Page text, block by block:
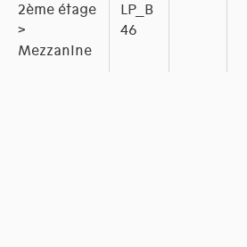
2ème étage
>
Mezzanine
LP_B
46